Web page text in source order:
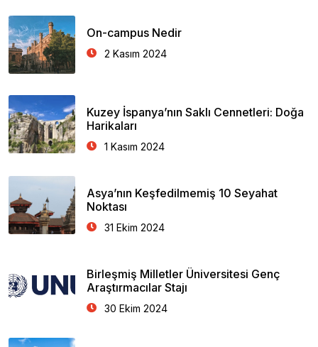
On-campus Nedir
2 Kasım 2024
Kuzey İspanya’nın Saklı Cennetleri: Doğa
Harikaları
1 Kasım 2024
Asya’nın Keşfedilmemiş 10 Seyahat
Noktası
31 Ekim 2024
Birleşmiş Milletler Üniversitesi Genç
Araştırmacılar Stajı
30 Ekim 2024